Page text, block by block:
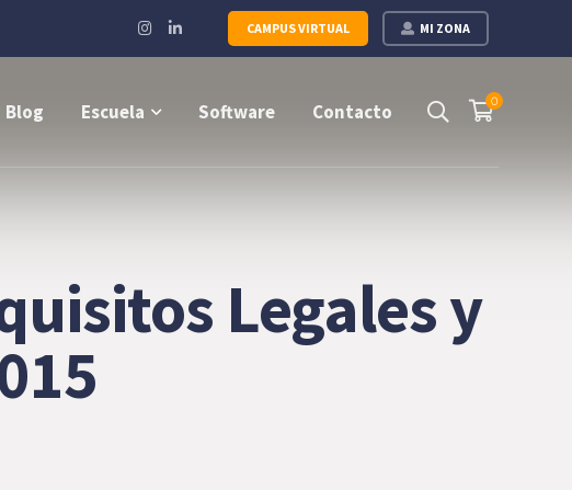
MI ZONA
CAMPUS VIRTUAL
Instagram
Profile
LinkedIn
Profile
0
Blog Escuela Software Contacto
Legales y